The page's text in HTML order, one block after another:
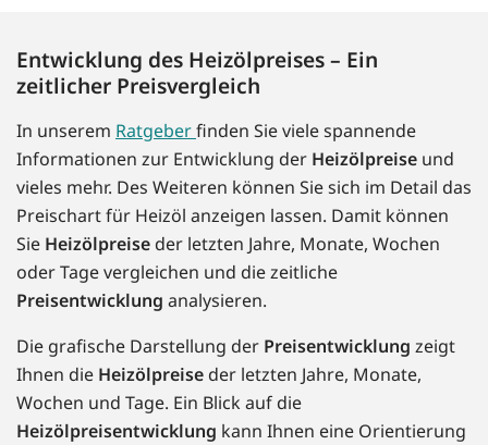
Entwicklung des Heizölpreises – Ein
zeitlicher Preisvergleich
In unserem Ratgeberfinden Sie viele spannende
Informationen zur Entwicklung der Heizölpreise und
vieles mehr. Des Weiteren können Sie sich im Detail das
Preischart für Heizöl anzeigen lassen. Damit können
Sie Heizölpreise der letzten Jahre, Monate, Wochen
oder Tage vergleichen und die zeitliche
Preisentwicklung analysieren.
Die grafische Darstellung der Preisentwicklung zeigt
Ihnen die Heizölpreise der letzten Jahre, Monate,
Wochen und Tage. Ein Blick auf die
Heizölpreisentwicklung kann Ihnen eine Orientierung